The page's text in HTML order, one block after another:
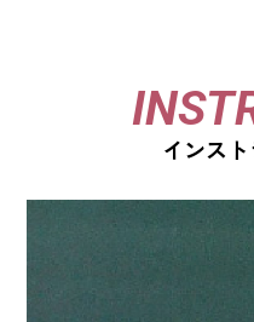
インス